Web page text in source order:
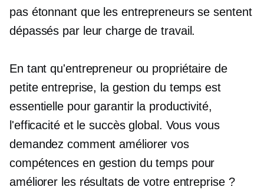
pas étonnant que les entrepreneurs se sentent
dépassés par leur charge de travail.
En tant qu'entrepreneur ou propriétaire de
petite entreprise, la gestion du temps est
essentielle pour garantir la productivité,
l'efficacité et le succès global. Vous vous
demandez comment améliorer vos
compétences en gestion du temps pour
améliorer les résultats de votre entreprise ?